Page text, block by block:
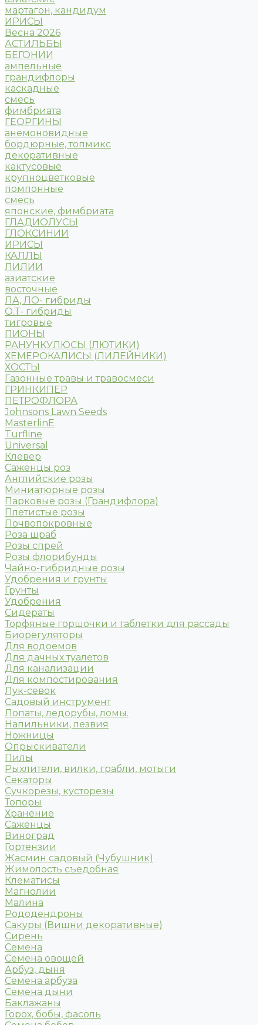
мартагон, кандидум
ИРИСЫ
Весна 2026
АСТИЛЬБЫ
БЕГОНИИ
ампельные
грандифлоры
каскадные
смесь
фимбриата
ГЕОРГИНЫ
анемоновидные
бордюрные, топмикс
декоративные
кактусовые
крупноцветковые
помпонные
смесь
японские, фимбриата
ГЛАДИОЛУСЫ
ГЛОКСИНИИ
ИРИСЫ
КАЛЛЫ
ЛИЛИИ
азиатские
восточные
ЛА, ЛО- гибриды
О.Т- гибриды
тигровые
ПИОНЫ
РАНУНКУЛЮСЫ (ЛЮТИКИ)
ХЕМЕРОКАЛИСЫ (ЛИЛЕЙНИКИ)
ХОСТЫ
Газонные травы и травосмеси
ГРИНКИПЕР
ПЕТРОФЛОРА
Johnsons Lawn Seeds
MasterlinE
Turfline
Universal
Клевер
Саженцы роз
Английские розы
Миниатюрные розы
Парковые розы (Грандифлора)
Плетистые розы
Почвопокровные
Роза шраб
Розы спрей
Розы флорибунды
Чайно-гибридные розы
Удобрения и грунты
Грунты
Удобрения
Сидераты
Торфяные горшочки и таблетки для рассады
Биорегуляторы
Для водоемов
Для дачных туалетов
Для канализации
Для компостирования
Лук-севок
Садовый инструмент
Лопаты, ледорубы, ломы.
Напильники, лезвия
Ножницы
Опрыскиватели
Пилы
Рыхлители, вилки, грабли, мотыги
Секаторы
Сучкорезы, кусторезы
Топоры
Хранение
Саженцы
Виноград
Гортензии
Жасмин садовый (Чубушник)
Жимолость съедобная
Клематисы
Магнолии
Малина
Рододендроны
Сакуры (Вишни декоративные)
Сирень
Семена
Семена овощей
Арбуз, дыня
Семена арбуза
Семена дыни
Баклажаны
Горох, бобы, фасоль